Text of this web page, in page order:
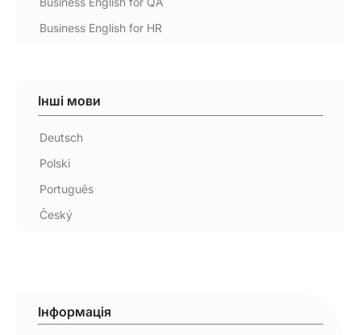
Business English for HR
Інші мови
Deutsch
Polski
Português
Český
Інформація